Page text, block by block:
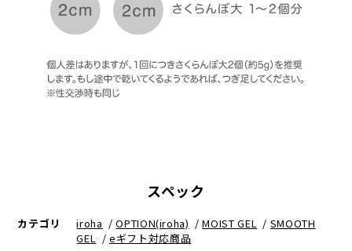
スペック
カテゴリ iroha /OPTION(iroha) /MOIST GEL / SMOOTH
GEL / eギフト対応商品